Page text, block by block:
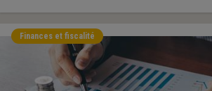
Finances et fiscalité